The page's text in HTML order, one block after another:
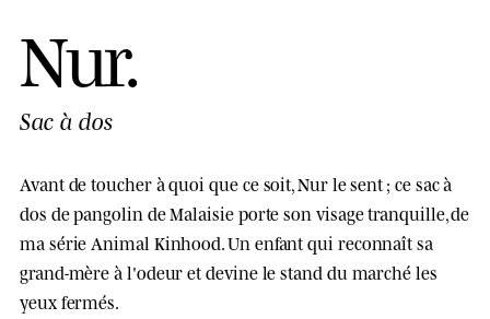
Nur.
Sac à dos
Avant de toucher à quoi que ce soit, Nur le sent ; ce sac à
dos de pangolin de Malaisie porte son visage tranquille, de
ma série Animal Kinhood. Un enfant qui reconnaît sa
grand-mère à l'odeur et devine le stand du marché les
yeux fermés.